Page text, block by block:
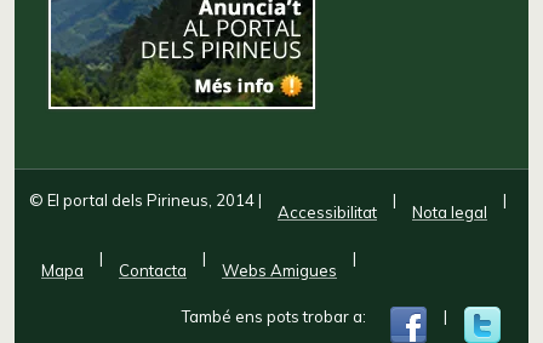
© El portal dels Pirineus, 2014|
Accessibilitat
|
Nota legal
|
Mapa
|
Contacta
|
Webs Amigues
|
També ens pots trobar a: |